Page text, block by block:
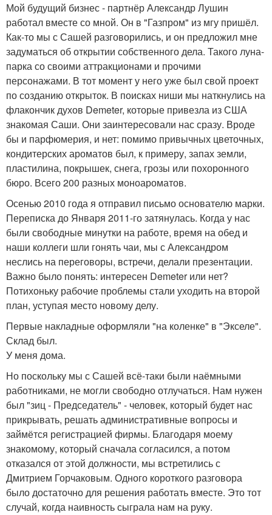
Мой будущий бизнес - партнёр Александр Лушин
работал вместе со мной. Он в "Газпром" из мгу пришёл.
Как-то мы с Сашей разговорились, и он предложил мне
задуматься об открытии собственного дела. Такого луна-
парка со своими аттракционами и прочими
персонажами. В тот момент у него уже был свой проект
по созданию открыток. В поисках ниши мы наткнулись на
флакончик духов Demeter, которые привезла из США
знакомая Саши. Они заинтересовали нас сразу. Вроде
бы и парфюмерия, и нет: помимо привычных цветочных,
кондитерских ароматов был, к примеру, запах земли,
пластилина, покрышек, снега, грозы или похоронного
бюро. Всего 200 разных моноароматов.
Осенью 2010 года я отправил письмо основателю марки.
Переписка до Января 2011-го затянулась. Когда у нас
были свободные минутки на работе, время на обед и
наши коллеги шли гонять чаи, мы с Александром
неслись на переговоры, встречи, делали презентации.
Важно было понять: интересен Demeter или нет?
Потихоньку рабочие проблемы стали уходить на второй
план, уступая место новому делу.
Первые накладные оформляли "на коленке" в "Экселе".
Склад был.
У меня дома.
Но поскольку мы с Сашей всё-таки были наёмными
работниками, не могли свободно отлучаться. Нам нужен
был "зиц - Председатель" - человек, который будет нас
прикрывать, решать административные вопросы и
займётся регистрацией фирмы. Благодаря моему
знакомому, который сначала согласился, а потом
отказался от этой должности, мы встретились с
Дмитрием Горчаковым. Одного короткого разговора
было достаточно для решения работать вместе. Это тот
случай, когда наивность сыграла нам на руку.